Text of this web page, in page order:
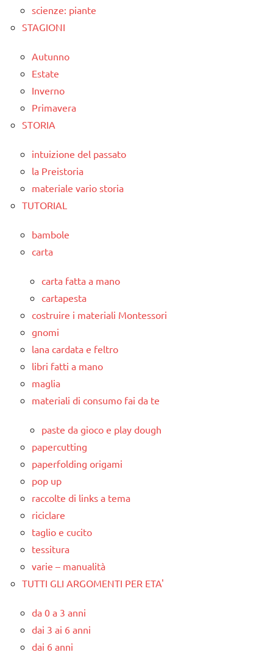
scienze: piante
STAGIONI
Autunno
Estate
Inverno
Primavera
STORIA
intuizione del passato
la Preistoria
materiale vario storia
TUTORIAL
bambole
carta
carta fatta a mano
cartapesta
costruire i materiali Montessori
gnomi
lana cardata e feltro
libri fatti a mano
maglia
materiali di consumo fai da te
paste da gioco e play dough
papercutting
paperfolding origami
pop up
raccolte di links a tema
riciclare
taglio e cucito
tessitura
varie – manualità
TUTTI GLI ARGOMENTI PER ETA'
da 0 a 3 anni
dai 3 ai 6 anni
dai 6 anni